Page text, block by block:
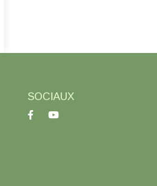
SOCIAUX